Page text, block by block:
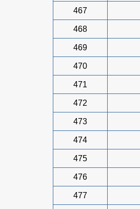
467
468
469
470
471
472
473
474
475
476
477